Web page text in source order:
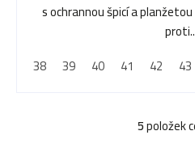
s ochrannou špicí a
38
39 40 41 42 43
O
5položek